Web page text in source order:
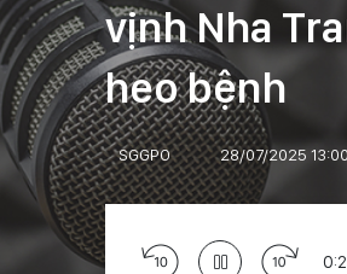
vịnh Nha
heo bệnh
SGGPO 28/07/2025 13:00